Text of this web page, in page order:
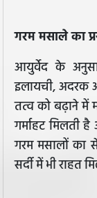
गरम मसाले का
आयुर्वेद के
इलायची, अदरक
तत्व को बढ़ाने में
गर्माहट मिलती
गरम मसालों का
सर्दी में भी राहत